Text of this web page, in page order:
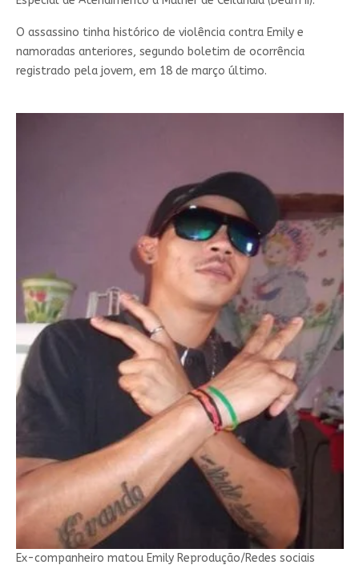
O assassino tinha histórico de violência contra Emily e
namoradas anteriores, segundo boletim de ocorrência
registrado pela jovem, em 18 de março último.
Ex-companheiro matou Emily Reprodução/Redes sociais